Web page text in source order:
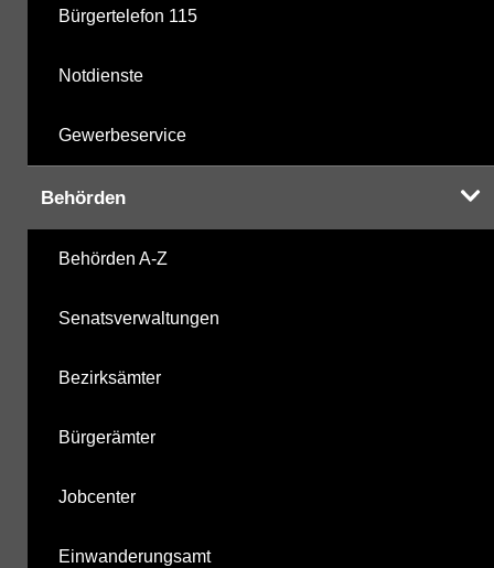
Bürgertelefon 115
Notdienste
Gewerbeservice
Behörden
Behörden A-Z
Senatsverwaltungen
Bezirksämter
Bürgerämter
Jobcenter
Einwanderungsamt